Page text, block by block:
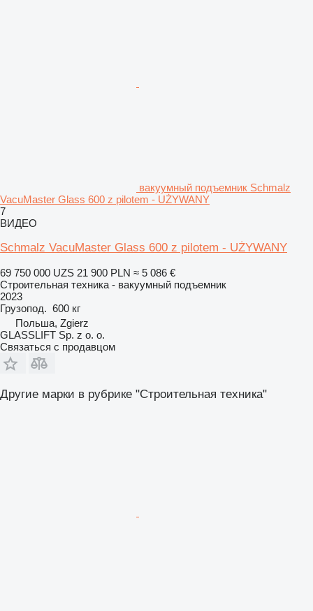
вакуумный подъемник Schmalz
VacuMaster Glass 600 z pilotem - UŻYWANY
7
ВИДЕО
Schmalz VacuMaster Glass 600 z pilotem - UŻYWANY
69 750 000 UZS 21 900 PLN ≈ 5 086 €
Строительная техника - вакуумный подъемник
2023
Грузопод. 600 кг
Польша, Zgierz
GLASSLIFT Sp. z o. o.
Связаться с продавцом
Другие марки в рубрике "Строительная техника"